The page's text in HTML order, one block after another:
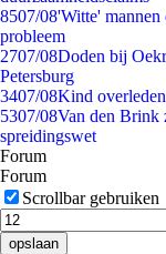
8507/08'Witte'
probleem
2707/08Doden bij
Petersburg
3407/08Kind
5307/08Van den Brink
spreidingswet
Forum
Forum
Scrollbar gebruiken
opslaan